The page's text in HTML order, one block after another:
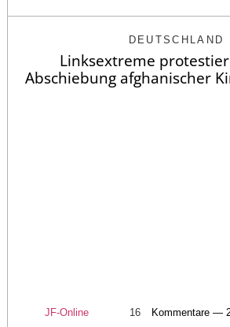
DEUTSCHLAND
Linksextreme
Abschiebung afghanischer
JF-Online 16 Kommentare —